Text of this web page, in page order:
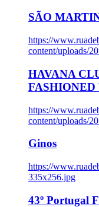
SÃO
https://
content/uploads/
HAVANA
FASHIONED
https://
content/uploads/
Ginos
https://
335x256.jpg
43º Portugal